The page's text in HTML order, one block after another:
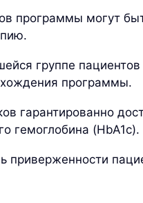
программы могут
группе
программы.
гарантированно
гемоглобина (HbA1c).
приверженности